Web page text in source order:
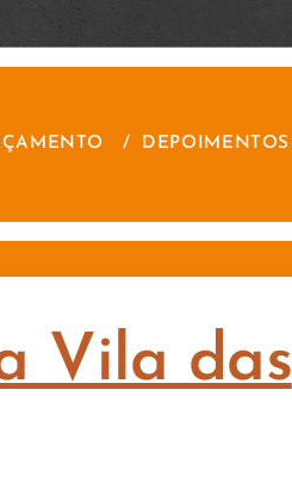
DEPOIMENTOS
Vila das